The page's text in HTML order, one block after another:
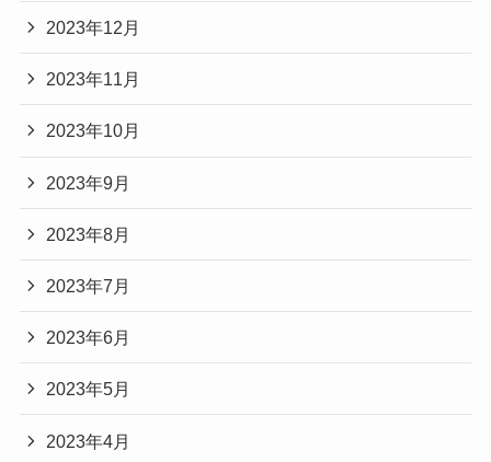
2023年12月
2023年11月
2023年10月
2023年9月
2023年8月
2023年7月
2023年6月
2023年5月
2023年4月